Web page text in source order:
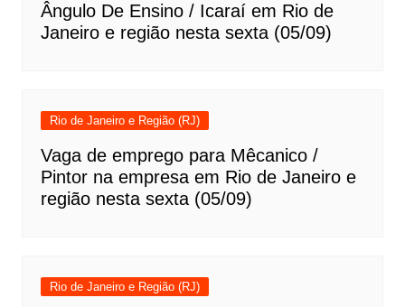
Ângulo De Ensino / Icaraí em Rio de
Janeiro e região nesta sexta (05/09)
Rio de Janeiro e Região (RJ)
Vaga de emprego para Mêcanico /
Pintor na empresa em Rio de Janeiro e
região nesta sexta (05/09)
Rio de Janeiro e Região (RJ)